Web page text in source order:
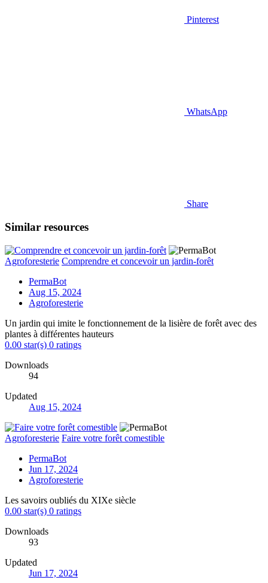
Pinterest
WhatsApp
Share
Similar resources
Agroforesterie Comprendre et concevoir un jardin-forêt
PermaBot
Aug 15, 2024
Agroforesterie
Un jardin qui imite le fonctionnement de la lisière de forêt avec des
plantes à différentes hauteurs
0.00 star(s) 0 ratings
Downloads
94
Updated
Aug 15, 2024
Agroforesterie Faire votre forêt comestible
PermaBot
Jun 17, 2024
Agroforesterie
Les savoirs oubliés du XIXe siècle
0.00 star(s) 0 ratings
Downloads
93
Updated
Jun 17, 2024